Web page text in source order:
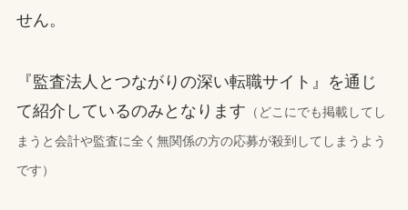
せん。
『監査法人とつながりの深い転職サイト』を通じ
て紹介しているのみとなります （どこにでも掲載してし
まうと会計や監査に全く無関係の方の応募が殺到してしまうよう
です）